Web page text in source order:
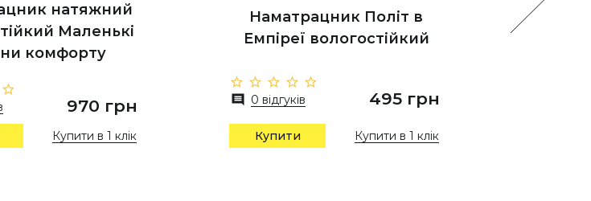
натяжний
Маленькі
комфорту
970 грн
Купити в 1 клік
Наматрацник Політ в
Емпіреї вологостійкий
0 відгуків 495 грн
Купити Купити в 1 клік